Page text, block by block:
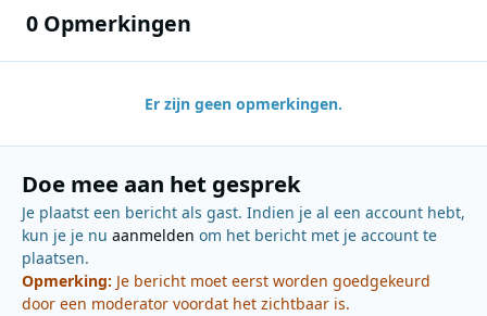
0 Opmerkingen
Er zijn geen opmerkingen.
Doe mee aan het gesprek
Je plaatst een bericht als gast. Indien je al een account hebt,
kun je je nu aanmelden om het bericht met je account te
plaatsen.
Opmerking: Je bericht moet eerst worden goedgekeurd
door een moderator voordat het zichtbaar is.